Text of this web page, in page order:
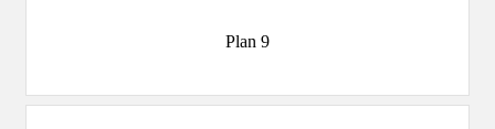
Plan 9